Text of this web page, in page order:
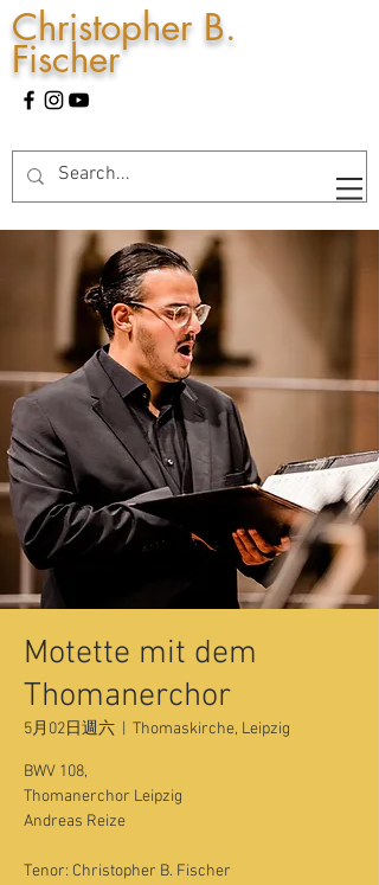
Christopher B.
Fischer
Motette mit dem
Thomanerchor
5月02日週六 Thomaskirche, Leipzig
BWV 108,
Thomanerchor Leipzig
Andreas Reize
Tenor: Christopher B. Fischer